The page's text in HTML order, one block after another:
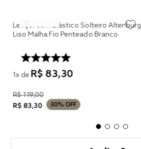
Lençol com Elástico Solteiro Altenburg
Liso Malha Fio Penteado Branco
1x de R$ 83,30
R$119,00
R$ 83,30 30% OFF